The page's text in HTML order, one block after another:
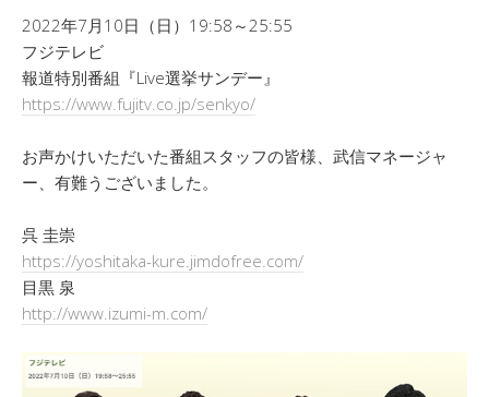
2022年7月10日（日）19:58～25:55
フジテレビ
報道特別番組『Live選挙サンデー』
https://www.fujitv.co.jp/senkyo/
お声かけいただいた番組スタッフの皆様、武信マネージャ
ー、有難うございました。
呉 圭崇
https://yoshitaka-kure.jimdofree.com/
目黒 泉
http://www.izumi-m.com/